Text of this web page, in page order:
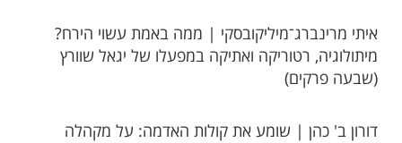
איתי מרינברג־מיליקובסקי | ממה באמת עשוי הירח?
מיתולוגיה, רטוריקה ואתיקה במפעלו של יגאל שוורץ
(שבעה פרקים)
דורון ב' כהן | שומע את קולות האדמה: על מקהלה